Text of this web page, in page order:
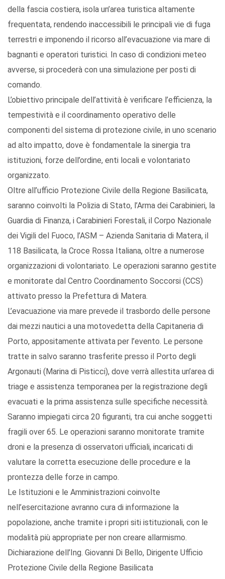
della fascia costiera, isola un’area turistica altamente
frequentata, rendendo inaccessibili le principali vie di fuga
terrestri e imponendo il ricorso all’evacuazione via mare di
bagnanti e operatori turistici. In caso di condizioni meteo
avverse, si procederà con una simulazione per posti di
comando.
L’obiettivo principale dell’attività è verificare l’efficienza, la
tempestività e il coordinamento operativo delle
componenti del sistema di protezione civile, in uno scenario
ad alto impatto, dove è fondamentale la sinergia tra
istituzioni, forze dell’ordine, enti locali e volontariato
organizzato.
Oltre all’ufficio Protezione Civile della Regione Basilicata,
saranno coinvolti la Polizia di Stato, l’Arma dei Carabinieri, la
Guardia di Finanza, i Carabinieri Forestali, il Corpo Nazionale
dei Vigili del Fuoco, l’ASM – Azienda Sanitaria di Matera, il
118 Basilicata, la Croce Rossa Italiana, oltre a numerose
organizzazioni di volontariato. Le operazioni saranno gestite
e monitorate dal Centro Coordinamento Soccorsi (CCS)
attivato presso la Prefettura di Matera.
L’evacuazione via mare prevede il trasbordo delle persone
dai mezzi nautici a una motovedetta della Capitaneria di
Porto, appositamente attivata per l’evento. Le persone
tratte in salvo saranno trasferite presso il Porto degli
Argonauti (Marina di Pisticci), dove verrà allestita un’area di
triage e assistenza temporanea per la registrazione degli
evacuati e la prima assistenza sulle specifiche necessità.
Saranno impiegati circa 20 figuranti, tra cui anche soggetti
fragili over 65. Le operazioni saranno monitorate tramite
droni e la presenza di osservatori ufficiali, incaricati di
valutare la corretta esecuzione delle procedure e la
prontezza delle forze in campo.
Le Istituzioni e le Amministrazioni coinvolte
nell’esercitazione avranno cura di informazione la
popolazione, anche tramite i propri siti istituzionali, con le
modalità più appropriate per non creare allarmismo.
Dichiarazione dell’Ing. Giovanni Di Bello, Dirigente Ufficio
Protezione Civile della Regione Basilicata